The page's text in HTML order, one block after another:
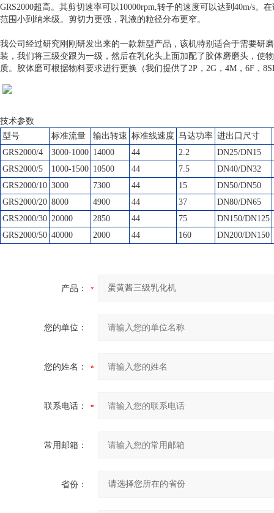
GRS2000超高。其剪切速率可以10000rpm,转子的速度可以达到40m/s
范围小到纳米级。剪切力更强，乳液的粒径分布更窄。
我公司经过研究刚刚研发出来的一款新型产品，该机特别适合于需要研
装，我们将三级变跟为一级，然后在乳化头上面加配了胶体磨磨头，使
质。胶体磨可根据物料要求进行更换（我们提供了2P，2G，4M，6F，
技术参数
型号
标准流量 输出转速 标准线速度 马达功率 进出口尺寸
GRS2000/4
3000-1000 14000 44 2.2
DN25/DN15
GRS2000/5
1000-1500 10500 44 7.5
DN40/DN32
GRS2000/10 3000 7300 44 15
DN50/DN50
GRS2000/20 8000 4900 44 37
DN80/DN65
GRS2000/30 20000 2850 44 75
DN150/DN125
GRS2000/50 40000 2000 44 160 DN200/DN150
产品：
您的单位：
您的姓名：
联系电话：
常用邮箱：
省份：